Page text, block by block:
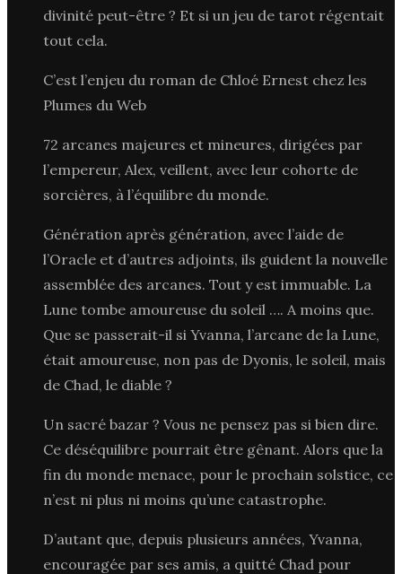
divinité peut-être ? Et si un jeu de tarot régentait
tout cela.
C’est l’enjeu du roman de Chloé Ernest chez les
Plumes du Web
72 arcanes majeures et mineures, dirigées par
l’empereur, Alex, veillent, avec leur cohorte de
sorcières, à l’équilibre du monde.
Génération après génération, avec l’aide de
l’Oracle et d’autres adjoints, ils guident la nouvelle
assemblée des arcanes. Tout y est immuable. La
Lune tombe amoureuse du soleil …. A moins que.
Que se passerait-il si Yvanna, l’arcane de la Lune,
était amoureuse, non pas de Dyonis, le soleil, mais
de Chad, le diable ?
Un sacré bazar ? Vous ne pensez pas si bien dire.
Ce déséquilibre pourrait être gênant. Alors que la
fin du monde menace, pour le prochain solstice, ce
n’est ni plus ni moins qu’une catastrophe.
D’autant que, depuis plusieurs années, Yvanna,
encouragée par ses amis, a quitté Chad pour